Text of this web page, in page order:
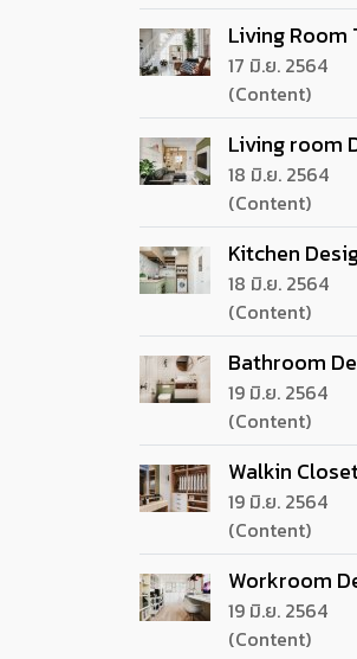
Living Room
17 มิ.ย. 2564
(Content)
Living room
18 มิ.ย. 2564
(Content)
Kitchen
18 มิ.ย. 2564
(Content)
Bathroom
19 มิ.ย. 2564
(Content)
Walkin
19 มิ.ย. 2564
(Content)
Workroom
19 มิ.ย. 2564
(Content)